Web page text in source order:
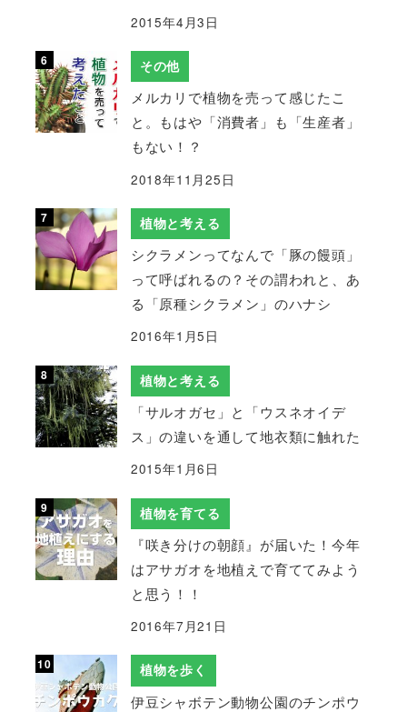
2015年4月3日
その他
メルカリで植物を売って感じたこ
と。もはや「消費者」も「生産者」
もない！？
2018年11月25日
植物と考える
シクラメンってなんで「豚の饅頭」
って呼ばれるの？その謂われと、あ
る「原種シクラメン」のハナシ
2016年1月5日
植物と考える
「サルオガセ」と「ウスネオイデ
ス」の違いを通して地衣類に触れた
2015年1月6日
植物を育てる
『咲き分けの朝顔』が届いた！今年
はアサガオを地植えで育ててみよう
と思う！！
2016年7月21日
植物を歩く
伊豆シャボテン動物公園のチンポウ